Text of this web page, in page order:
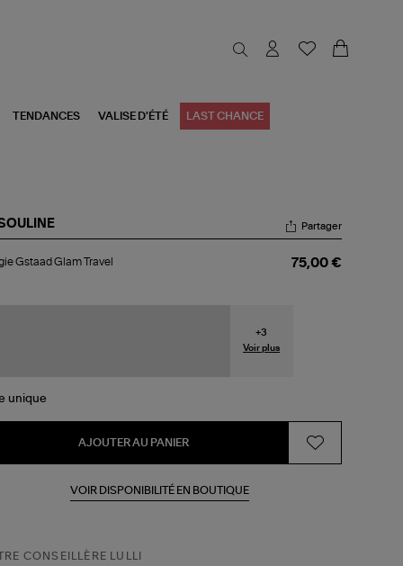
TENDANCES VALISE D'ÉTÉ LAST CHANCE
Partager
Gstaad Glam Travel 75,00 €
+3
Voir plus
unique
AJOUTER AU PANIER
VOIR DISPONIBILITÉ EN BOUTIQUE
CONSEILLÈRE LULLI